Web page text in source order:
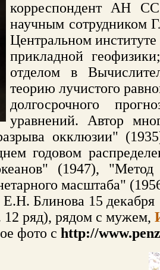
корреспондент АН
научным сотрудником
Центральном
прикладной
отделом в
теорию лучистого
долгосрочного
уравнений. Автор
окклюзии"
годовом
(1947),
масштаба"
Блинова 15 декабря
ряд), рядом с мужем,
фото с http://